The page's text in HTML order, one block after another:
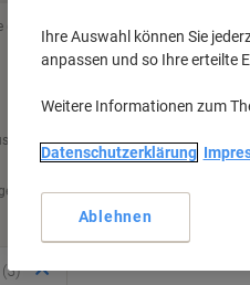
Maul 1622002
(1)
(5)
Ihre Auswahl können Sie
anpassen und so Ihre erteilte
Weitere Informationen zum
Datenschutzerklärung
Ablehnen